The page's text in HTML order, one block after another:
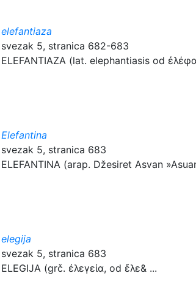
elefantiaza
svezak 5, stranica 682-683
ELEFANTIAZA (lat. elephantiasis od
Elefantina
svezak 5, stranica 683
ELEFANTINA (arap. Džesiret Asvan
elegija
svezak 5, stranica 683
ELEGIJA (grč. ἐλεγεία, od ἔλε& ...